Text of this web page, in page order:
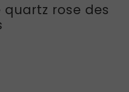
rose des